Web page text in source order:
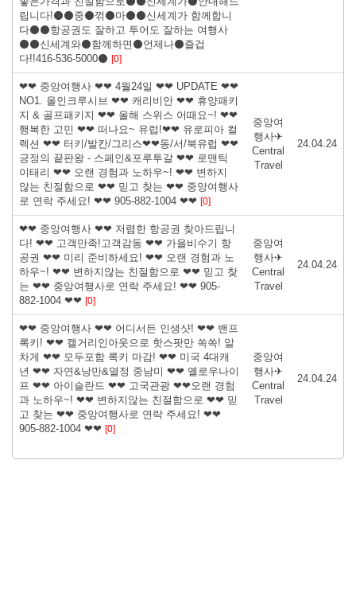
립니다!⚫⚫중⚫꺾⚫마⚫⚫신세계가 함께합니
다⚫⚫항공권도 잘하고 투어도 잘하는 여행사
⚫⚫신세계와⚫함께하면⚫언제나⚫즐겁
다!!416-536-5000⚫ [0]
❤❤ 중앙여행사 ❤❤ 4월24일 ❤❤ UPDATE ❤❤
NO1. 올인크루시브 ❤❤ 캐리비안 ❤❤ 휴양패키
지 & 골프패키지 ❤❤ 올해 스위스 어때요~! ❤❤
행복한 고민 ❤❤ 떠나요~ 유럽!❤❤ 유로피아 컬
렉션 ❤❤ 터키/발칸/그리스❤❤동/서/북유럽 ❤❤
긍정의 끝판왕 - 스페인&포루투갈 ❤❤ 로맨틱
이태리 ❤❤ 오랜 경험과 노하우~! ❤❤ 변하지
않는 친절함으로 ❤❤ 믿고 찾는 ❤❤ 중앙여행사
로 연락 주세요! ❤❤ 905-882-1004 ❤❤ [0]
중앙여
행사✈
Central
Travel
24.04.24
❤❤ 중앙여행사 ❤❤ 저렴한 항공권 찾아드립니
다! ❤❤ 고객만족!고객감동 ❤❤ 가을비수기 항
공권 ❤❤ 미리 준비하세요! ❤❤ 오랜 경험과 노
하우~! ❤❤ 변하지않는 친절함으로 ❤❤ 믿고 찾
는 ❤❤ 중앙여행사로 연락 주세요! ❤❤ 905-
882-1004 ❤❤ [0]
중앙여
행사✈
Central
Travel
24.04.24
❤❤ 중앙여행사 ❤❤ 어디서든 인생샷! ❤❤ 밴프
록키! ❤❤ 캘거리인아웃으로 핫스팟만 쏙쏙! 알
차게 ❤❤ 모두포함 록키 마감! ❤❤ 미국 4대캐
년 ❤❤ 자연&낭만&열정 중남미 ❤❤ 옐로우나이
프 ❤❤ 아이슬란드 ❤❤ 고국관광 ❤❤오랜 경험
과 노하우~! ❤❤ 변하지않는 친절함으로 ❤❤ 믿
고 찾는 ❤❤ 중앙여행사로 연락 주세요! ❤❤
905-882-1004 ❤❤ [0]
중앙여
행사✈
Central
Travel
24.04.24